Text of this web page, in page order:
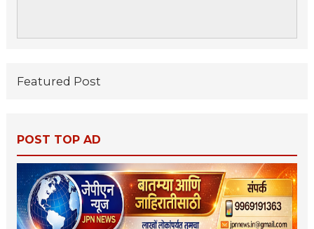
Featured Post
POST TOP AD